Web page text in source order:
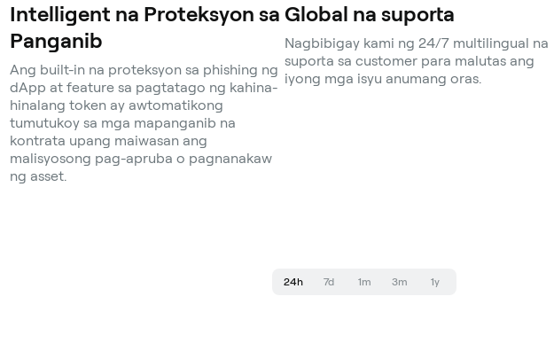
Intelligent na Proteksyon sa
Panganib
Ang built-in na proteksyon sa phishing ng
dApp at feature sa pagtatago ng kahina-
hinalang token ay awtomatikong
tumutukoy sa mga mapanganib na
kontrata upang maiwasan ang
malisyosong pag-apruba o pagnanakaw
ng asset.
Global na suporta
Nagbibigay kami ng 24/7 multilingual na
suporta sa customer para malutas ang
iyong mga isyu anumang oras.
24h 7d 1m 3m 1y